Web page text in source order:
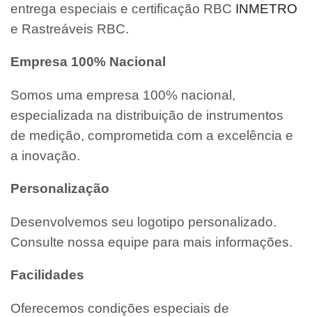
entrega especiais e certificação RBC INMETRO
e Rastreáveis RBC.
Empresa 100% Nacional
Somos uma empresa 100% nacional,
especializada na distribuição de instrumentos
de medição, comprometida com a excelência e
a inovação.
Personalização
Desenvolvemos seu logotipo personalizado.
Consulte nossa equipe para mais informações.
Facilidades
Oferecemos condições especiais de